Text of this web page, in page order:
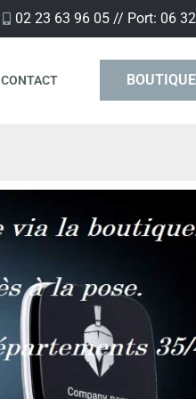
02 23 63 96 05 // Port: 06
CONTACT BOUTIQUE